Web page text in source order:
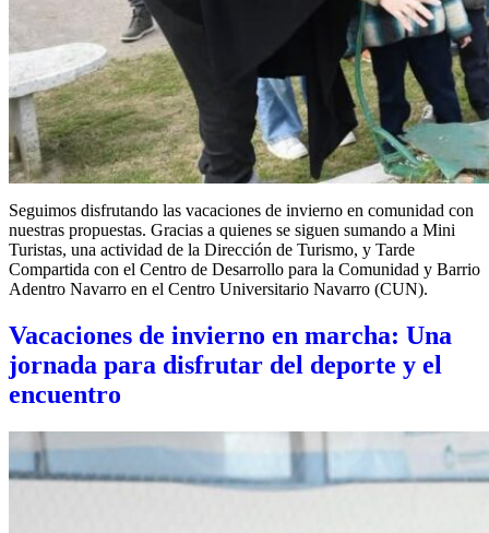
Seguimos disfrutando las vacaciones de invierno en comunidad con
nuestras propuestas. Gracias a quienes se siguen sumando a Mini
Turistas, una actividad de la Dirección de Turismo, y Tarde
Compartida con el Centro de Desarrollo para la Comunidad y Barrio
Adentro Navarro en el Centro Universitario Navarro (CUN).
Vacaciones de invierno en marcha: Una
jornada para disfrutar del deporte y el
encuentro